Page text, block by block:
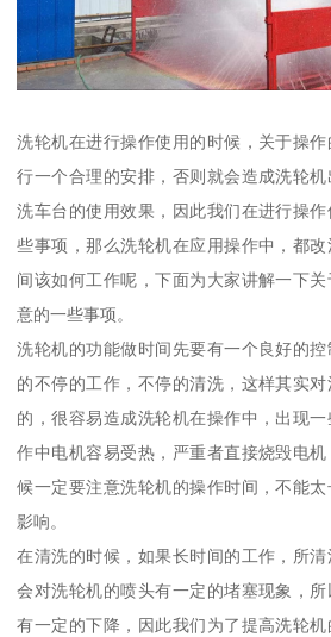
洗轮机在进行操作使用的时候，关于操
行一个合理的安排，否则就会造成洗轮
洗车台的使用效果，因此我们在进行操
些事项，那么洗轮机在应用操作中，都
间该如何工作呢，下面为大家讲解一下
意的一些事项。
洗轮机的功能做时间先要有一个良好的
的不停的工作，不停的清洗，这样其实
的，很容易造成洗轮机在操作中，出现
作中电机容易受热，严重者直接烧毁电
候一定要注意洗轮机的操作时间，不能
影响。
在清洗的时候，如果长时间的工作，所清
会对洗轮机的喷头有一定的堵塞现象，
有一定的下降，因此我们为了提高洗轮